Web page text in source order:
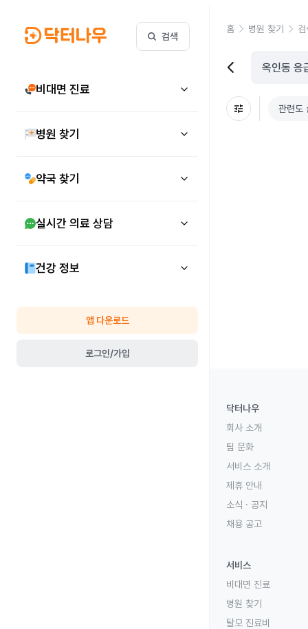
검색
비대면 진료
병원 찾기
약국 찾기
실시간 의료 상담
건강 정보
앱 다운로드
로그인/가입
홈 병원 찾기
관련도
닥터나우
회사 소개
팀 문화
서비스 소개
제휴 안내
소식 · 공지
채용 공고
서비스
비대면 진료
병원 찾기
탈모 진료비